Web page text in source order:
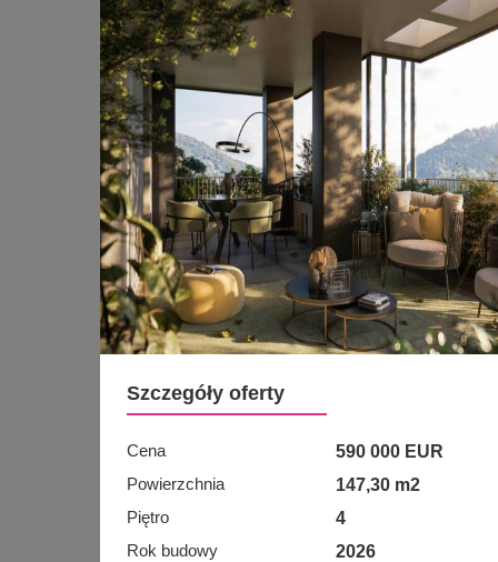
Szczegóły oferty
Cena
590 000 EUR
Powierzchnia
147,30 m2
Piętro
4
Rok budowy
2026